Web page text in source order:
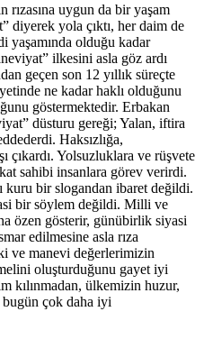
rızasına uygun da bir yaşam
diyerek yola çıktı, her daim de
yaşamında olduğu kadar
ilkesini asla göz ardı
geçen son 12 yıllık süreçte
ne kadar haklı olduğunu
göstermektedir. Erbakan
düsturu gereği; Yalan, iftira
Haksızlığa,
çıkardı. Yolsuzluklara ve rüşvete
sahibi insanlara görev verirdi.
kuru bir slogandan ibaret değildi.
bir söylem değildi. Milli ve
özen gösterir, günübirlik siyasi
edilmesine asla rıza
ve manevi değerlerimizin
oluşturduğunu gayet iyi
kılınmadan, ülkemizin huzur,
bugün çok daha iyi